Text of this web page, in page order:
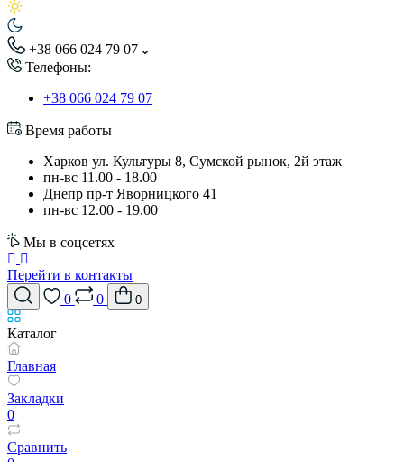
+38 066 024 79 07
Телефоны:
+38 066 024 79 07
Время работы
Харков ул. Культуры 8, Сумской рынок, 2й этаж
пн-вс 11.00 - 18.00
Днепр пр-т Яворницкого 41
пн-вс 12.00 - 19.00
Мы в соцсетях
Перейти в контакты
0
0 0
Каталог
Главная
Закладки
0
Сравнить